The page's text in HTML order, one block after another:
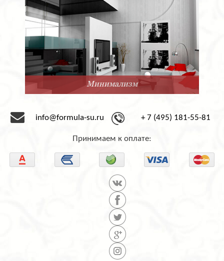
Минимализм
info@formula-su.ru + 7 (495) 181-55-81
Принимаем к оплате: